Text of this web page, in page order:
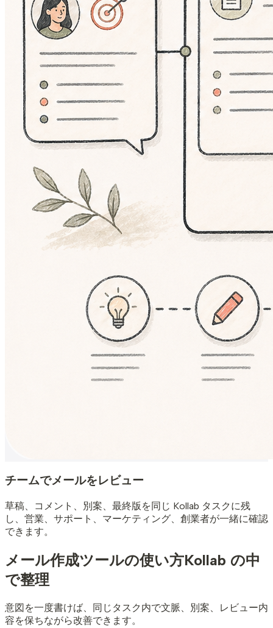
チームでメールをレビュー
草稿、コメント、別案、最終版を同じ Kollab タスクに残
し、営業、サポート、マーケティング、創業者が一緒に確認
できます。
メール作成ツールの使い方Kollab の中
で整理
意図を一度書けば、同じタスク内で文脈、別案、レビュー内
容を保ちながら改善できます。